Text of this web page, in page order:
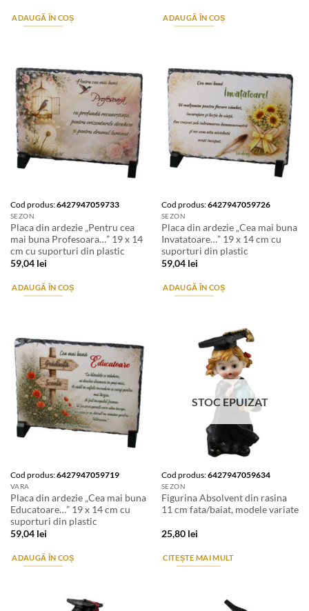
ADAUGĂ ÎN COȘ ADAUGĂ ÎN COȘ
Cod produs:6427947059733
SEZON
Placa din ardezie „Pentru cea
mai buna Profesoara…” 19 x 14
cm cu suporturi din plastic
59,04 lei
ADAUGĂ ÎN COȘ
Cod produs:6427947059726
SEZON
Placa din ardezie „Cea mai buna
Invatatoare…” 19 x 14 cm cu
suporturi din plastic
59,04 lei
ADAUGĂ ÎN COȘ
Cod produs:6427947059719
VARA
Placa din ardezie „Cea mai buna
Educatoare…” 19 x 14 cm cu
suporturi din plastic
59,04 lei
ADAUGĂ ÎN COȘ
STOC EPUIZAT
Cod produs:6427947059634
SEZON
Figurina Absolvent din rasina
11 cm fata/baiat, modele variate
25,80 lei
CITEȘTE MAI MULT